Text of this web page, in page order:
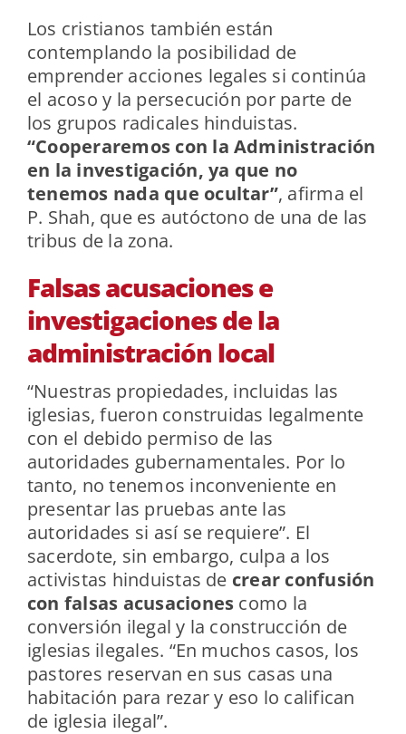
Los cristianos también están
contemplando la posibilidad de
emprender acciones legales si continúa
el acoso y la persecución por parte de
los grupos radicales hinduistas.
“Cooperaremos con la Administración
en la investigación, ya que no
tenemos nada que ocultar”, afirma el
P. Shah, que es autóctono de una de las
tribus de la zona.
Falsas acusaciones e
investigaciones de la
administración local
“Nuestras propiedades, incluidas las
iglesias, fueron construidas legalmente
con el debido permiso de las
autoridades gubernamentales. Por lo
tanto, no tenemos inconveniente en
presentar las pruebas ante las
autoridades si así se requiere”. El
sacerdote, sin embargo, culpa a los
activistas hinduistas de crear confusión
con falsas acusaciones como la
conversión ilegal y la construcción de
iglesias ilegales. “En muchos casos, los
pastores reservan en sus casas una
habitación para rezar y eso lo califican
de iglesia ilegal”.